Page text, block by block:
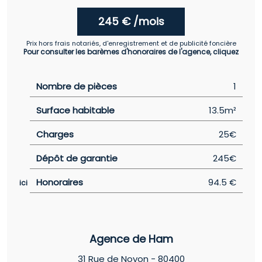
245 € /mois
Prix hors frais notariés, d'enregistrement et de publicité foncière
Pour consulter les barèmes d'honoraires de l'agence, cliquez
ici
Nombre de pièces
1
Surface habitable
13.5m²
Charges
25€
Dépôt de garantie
245€
Honoraires
94.5 €
Agence de Ham
31 Rue de Noyon - 80400